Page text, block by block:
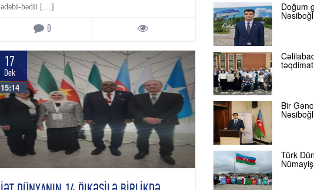
ədəbi-bədii […]
0
17
Dek
15:14
Doğum
Bir
Türk